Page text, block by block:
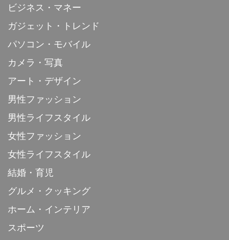
ビジネス・マネー
ガジェット・トレンド
パソコン・モバイル
カメラ・写真
アート・デザイン
男性ファッション
男性ライフスタイル
女性ファッション
女性ライフスタイル
結婚・育児
グルメ・クッキング
ホーム・インテリア
スポーツ